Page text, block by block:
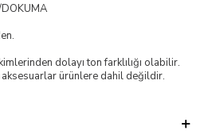
dolayı ton farklılığı olabilir.
ürünlere dahil değildir.